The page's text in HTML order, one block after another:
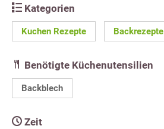
Kategorien
Kuchen Rezepte Backrezepte
Benötigte Küchenutensilien
Backblech
Zeit